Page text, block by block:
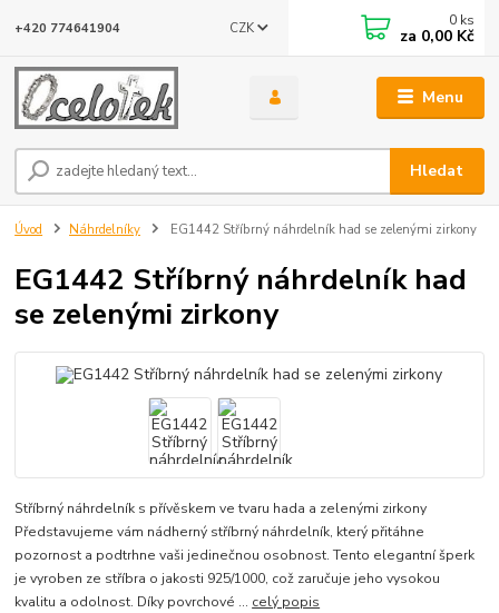
Menu
CZK
Hledat
+420 774641904 0 ks
za 0,00 Kč
Úvod Náhrdelníky EG1442 Stříbrný náhrdelník had se zelenými zirkony
EG1442 Stříbrný náhrdelník had
se zelenými zirkony
Stříbrný náhrdelník s přívěskem ve tvaru hada a zelenými zirkony
Představujeme vám nádherný stříbrný náhrdelník, který přitáhne
pozornost a podtrhne vaši jedinečnou osobnost. Tento elegantní šperk
je vyroben ze stříbra o jakosti 925/1000, což zaručuje jeho vysokou
kvalitu a odolnost. Díky povrchové ... celý popis